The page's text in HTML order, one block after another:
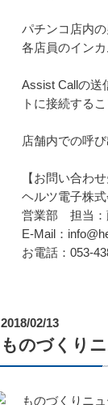
パチンコ店内
各店員のイン
Assist Callの送
トに接続する
店舗内での呼
【お問い合わせ
ヘルツ電子株
営業部 担当：
E-Mail：
お電話：053-
2018/02/13
ものづくり
ものづくりニ